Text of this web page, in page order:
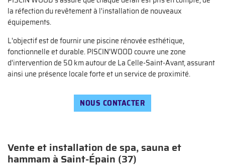
Piscine
Une
la réfection du revêtement à l'installation de nouveaux
équipements.
L'objectif est de fournir une piscine rénovée esthétique,
fonctionnelle et durable. PISCIN'WOOD couvre une zone
d'intervention de 50 km autour de La Celle-Saint-Avant, assurant
ainsi une présence locale forte et un service de proximité.
NOUS CONTACTER
Vente et installation de spa, sauna et
hammam à Saint-Épain (37)